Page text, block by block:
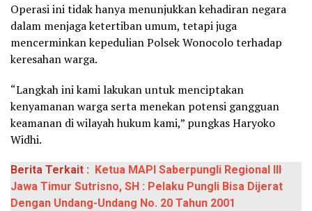
Operasi ini tidak hanya menunjukkan kehadiran negara
dalam menjaga ketertiban umum, tetapi juga
mencerminkan kepedulian Polsek Wonocolo terhadap
keresahan warga.
“Langkah ini kami lakukan untuk menciptakan
kenyamanan warga serta menekan potensi gangguan
keamanan di wilayah hukum kami,” pungkas Haryoko
Widhi.
Berita Terkait : Ketua MAPI Saberpungli Regional III
Jawa Timur Sutrisno, SH : Pelaku Pungli Bisa Dijerat
Dengan Undang-Undang No. 20 Tahun 2001